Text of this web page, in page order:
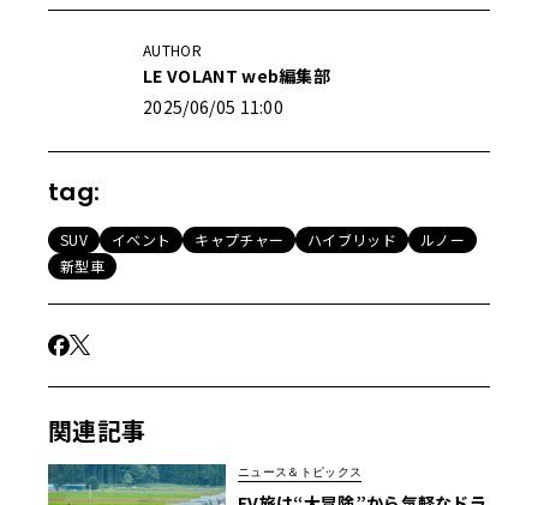
AUTHOR
LE VOLANT web編集部
2025/06/05 11:00
tag:
SUV イベント キャプチャー ハイブリッド
ルノー
新型車
関連記事
ニュース＆トピックス